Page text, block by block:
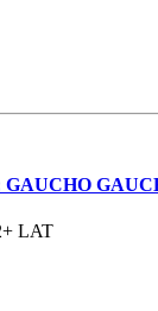
GAUCHO
LAT